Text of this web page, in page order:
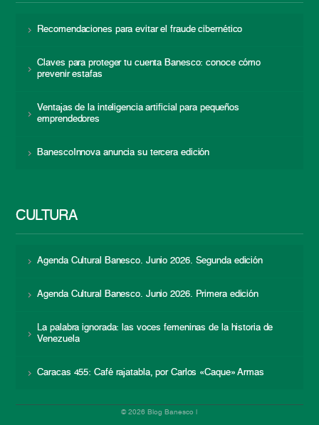
Recomendaciones para evitar el fraude cibernético
Claves para proteger tu cuenta Banesco: conoce cómo
prevenir estafas
Ventajas de la inteligencia artificial para pequeños
emprendedores
BanescoInnova anuncia su tercera edición
CULTURA
Agenda Cultural Banesco. Junio 2026. Segunda edición
Agenda Cultural Banesco. Junio 2026. Primera edición
La palabra ignorada: las voces femeninas de la historia de
Venezuela
Caracas 455: Café rajatabla, por Carlos «Caque» Armas
© 2026 Blog Banesco |